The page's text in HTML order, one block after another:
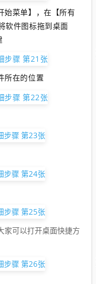
始菜单】，在【所有
软件图标拖到桌面
所在的位置
家可以打开桌面快捷方